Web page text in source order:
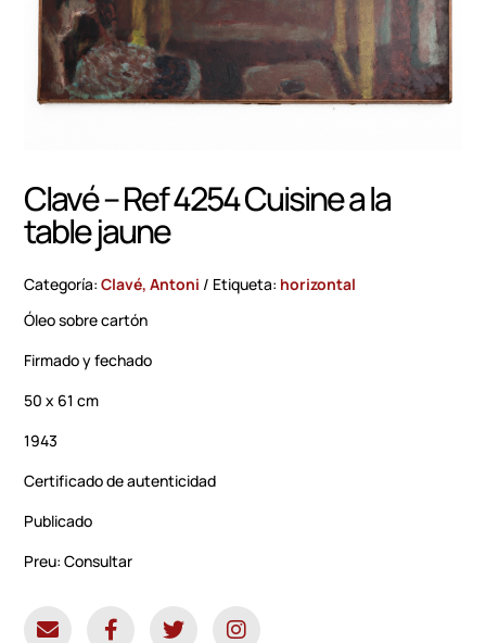
Clavé – Ref 4254 Cuisine a la
table jaune
Categoría:Clavé, Antoni Etiqueta: horizontal
Óleo sobre cartón
Firmado y fechado
50 x 61 cm
1943
Certificado de autenticidad
Publicado
Preu: Consultar